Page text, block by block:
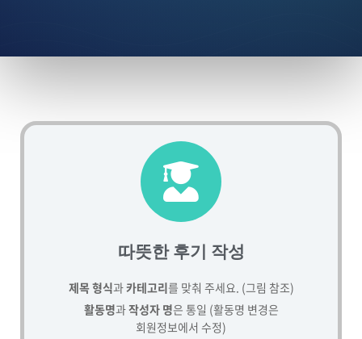
따뜻한 후기 작성
제목 형식과카테고리를 맞춰 주세요. (그림 참조)
활동명과작성자 명은 통일 (활동명 변경은
회원정보에서 수정)